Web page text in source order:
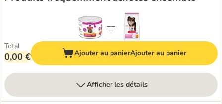
Total
0,00 € Ajouter au panierAjouter au panier
Afficher les détails